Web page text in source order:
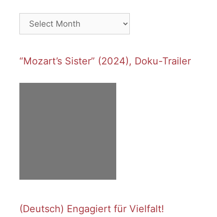
Archives
“Mozart’s Sister” (2024), Doku-Trailer
(Deutsch) Engagiert für Vielfalt!